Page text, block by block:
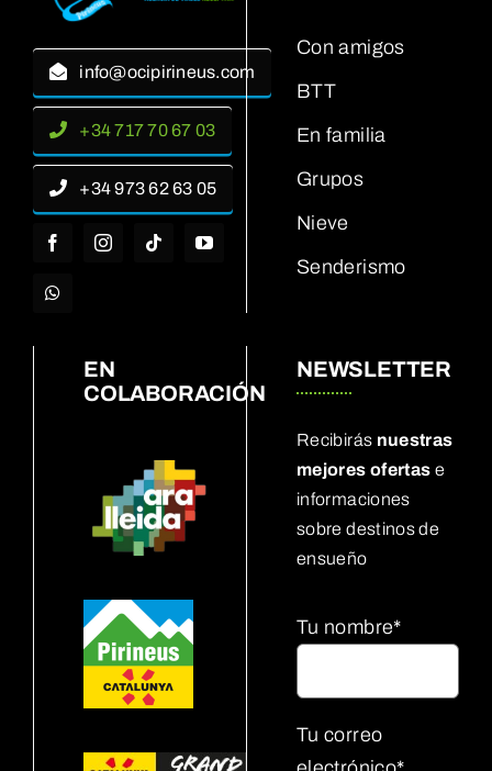
info@ocipirineus.com
+34 717 70 67 03
+34 973 62 63 05
Con amigos
BTT
En familia
Grupos
Nieve
Senderismo
EN
COLABORACIÓN
NEWSLETTER
Recibirás nuestras
mejores ofertas e
informaciones
sobre destinos de
ensueño
Tu nombre*
Tu correo